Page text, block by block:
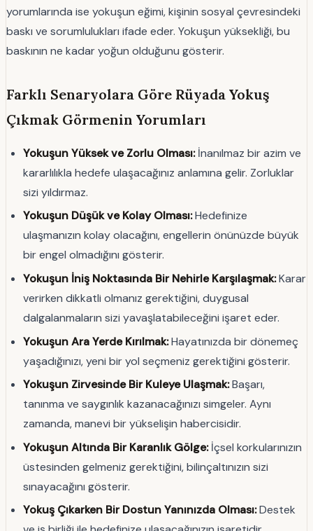
yorumlarında ise yokuşun eğimi, kişinin sosyal çevresindeki
baskı ve sorumlulukları ifade eder. Yokuşun yüksekliği, bu
baskının ne kadar yoğun olduğunu gösterir.
Farklı Senaryolara Göre Rüyada Yokuş
Çıkmak Görmenin Yorumları
Yokuşun Yüksek ve Zorlu Olması:İnanılmaz bir azim ve
kararlılıkla hedefe ulaşacağınız anlamına gelir. Zorluklar
sizi yıldırmaz.
Yokuşun Düşük ve Kolay Olması:Hedefinize
ulaşmanızın kolay olacağını, engellerin önünüzde büyük
bir engel olmadığını gösterir.
Yokuşun İniş Noktasında Bir Nehirle Karşılaşmak:Karar
verirken dikkatli olmanız gerektiğini, duygusal
dalgalanmaların sizi yavaşlatabileceğini işaret eder.
Yokuşun Ara Yerde Kırılmak:Hayatınızda bir dönemeç
yaşadığınızı, yeni bir yol seçmeniz gerektiğini gösterir.
Yokuşun Zirvesinde Bir Kuleye Ulaşmak:Başarı,
tanınma ve saygınlık kazanacağınızı simgeler. Aynı
zamanda, manevi bir yükselişin habercisidir.
Yokuşun Altında Bir Karanlık Gölge:İçsel korkularınızın
üstesinden gelmeniz gerektiğini, bilinçaltınızın sizi
sınayacağını gösterir.
Yokuş Çıkarken Bir Dostun Yanınızda Olması:Destek